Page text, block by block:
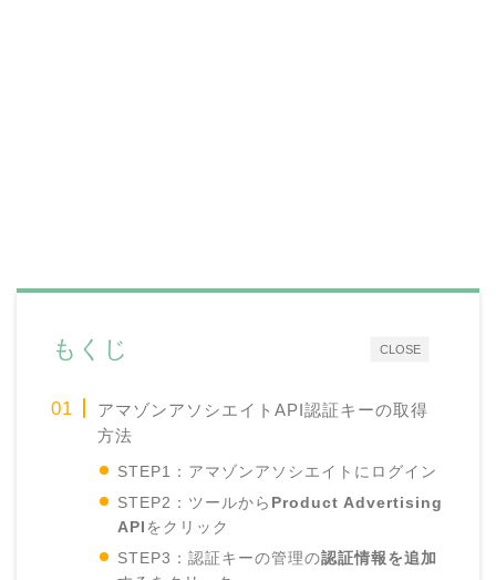
CLOSE
もくじ
アマゾンアソシエイトAPI認証キーの取得
方法
STEP1：アマゾンアソシエイトにログイン
STEP2：ツールから Product Advertising
APIをクリック
STEP3：認証キーの管理の認証情報を追加